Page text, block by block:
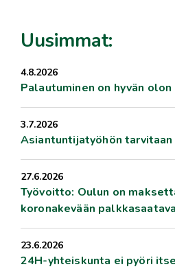
Uusimmat:
4.8.2026
Palautuminen on hyvän
3.7.2026
Asiantuntijatyöhön
27.6.2026
Työvoitto: Oulun on
koronakevään
23.6.2026
24H-yhteiskunta ei pyöri